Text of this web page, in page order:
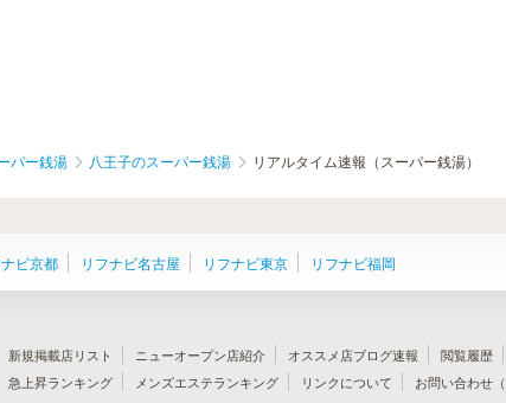
パー銭湯 八王子のスーパー銭湯 リアルタイム速報（スーパー銭湯）
ビ京都 リフナビ名古屋 リフナビ東京 リフナビ福岡
新規掲載店リスト ニューオープン店紹介 オススメ店ブログ速報 閲覧履歴
急上昇ランキング メンズエステランキング リンクについて お問い合わせ（